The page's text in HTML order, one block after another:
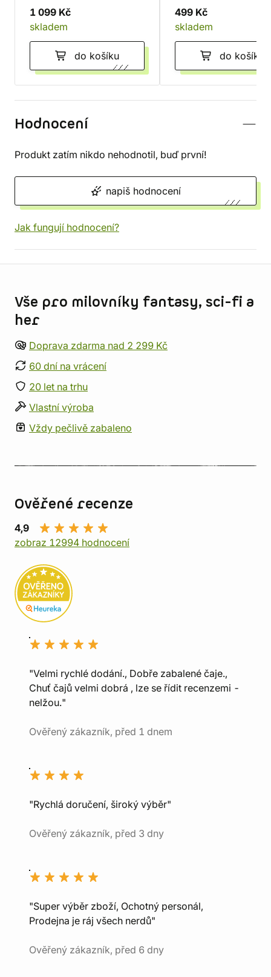
1 099 Kč
skladem
do košíku
499 Kč
skladem
do košíku
Hodnocení
Produkt zatím nikdo nehodnotil, buď první!
napiš hodnocení
Jak fungují hodnocení?
Vše pro milovníky fantasy, sci-fi a
her
Doprava zdarma nad 2 299 Kč
60 dní na vrácení
20 let na trhu
Vlastní výroba
Vždy pečlivě zabaleno
Ověřené recenze
4,9
zobraz 12994 hodnocení
"Velmi rychlé dodání., Dobře zabalené čaje.,
Chuť čajů velmi dobrá , lze se řídit recenzemi -
nelžou."
Ověřený zákazník, před 1 dnem
"Rychlá doručení, široký výběr"
Ověřený zákazník, před 3 dny
"Super výběr zboží, Ochotný personál,
Prodejna je ráj všech nerdů"
Ověřený zákazník, před 6 dny